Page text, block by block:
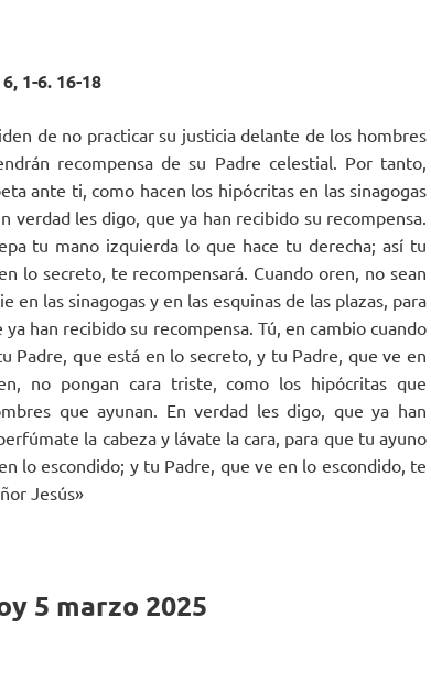
1-6. 16-18
de no practicar su justicia delante de los hombres
re­compensa de su Padre celestial. Por tanto,
ante ti, como hacen los hipócritas en las sinagogas
verdad les digo, que ya han recibido su recompensa.
tu mano izquierda lo que hace tu derecha; así tu
lo secreto, te recompensará. Cuando oren, no sean
las sinagogas y en las esquinas de las plazas, para
han recibido su recompensa. Tú, en cambio cuando
Padre, que está en lo secreto, y tu Padre, que ve en
no pongan cara triste, como los hipócritas que
que ayunan. En verdad les digo, que ya han
la cabeza y lávate la cara, para que tu ayuno
lo escondido; y tu Padre, que ve en lo escondido, te
Jesús»
5 marzo 2025